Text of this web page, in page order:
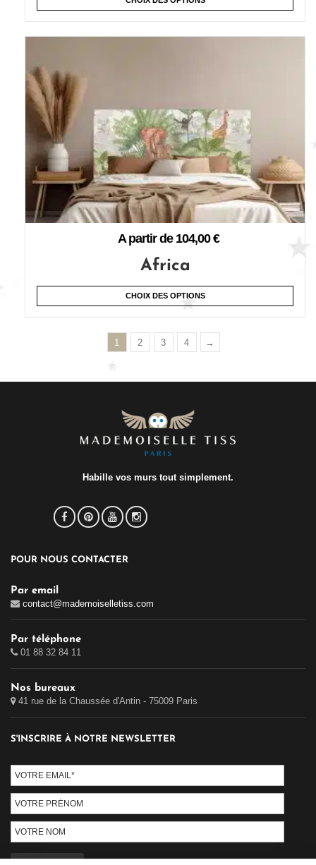
A partir de 104,00€
Africa
CHOIX DES OPTIONS
1 2 3 4 →
Habille vos murs tout simplement.
POUR NOUS CONTACTER
Par email
contact@mademoiselletiss.com
Par téléphone
01 88 32 84 11
Nos bureaux
41 rue de la Chaussée d'Antin - 75009 Paris
S'INSCRIRE À NOTRE NEWSLETTER